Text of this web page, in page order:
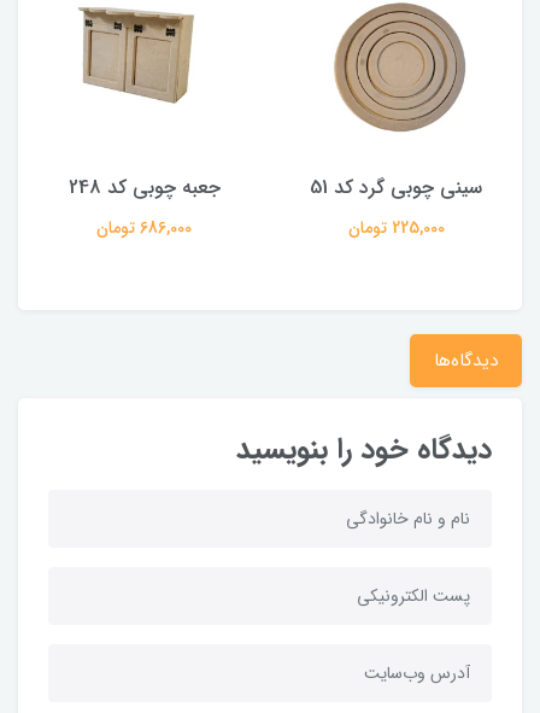
سینی چوبی گرد کد 51
225,000 تومان
جعبه چوبی کد 248
686,000 تومان
دیدگاه‌ها
دیدگاه خود را بنویسید